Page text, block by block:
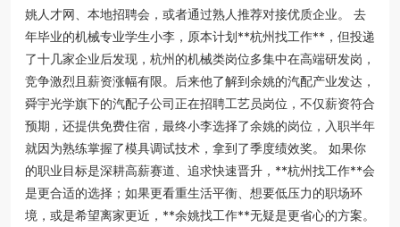
姚人才网、本地招聘会，或者通过熟人推荐对接优质企业。 去
年毕业的机械专业学生小李，原本计划**杭州找工作**，但投递
了十几家企业后发现，杭州的机械类岗位多集中在高端研发岗，
竞争激烈且薪资涨幅有限。后来他了解到余姚的汽配产业发达，
舜宇光学旗下的汽配子公司正在招聘工艺员岗位，不仅薪资符合
预期，还提供免费住宿，最终小李选择了余姚的岗位，入职半年
就因为熟练掌握了模具调试技术，拿到了季度绩效奖。 如果你
的职业目标是深耕高薪赛道、追求快速晋升，**杭州找工作**会
是更合适的选择；如果更看重生活平衡、想要低压力的职场环
境，或是希望离家更近，**余姚找工作**无疑是更省心的方案。